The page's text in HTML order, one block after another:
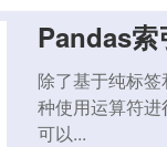
Pandas索
除了基于纯标
种使用运算符进
可以...